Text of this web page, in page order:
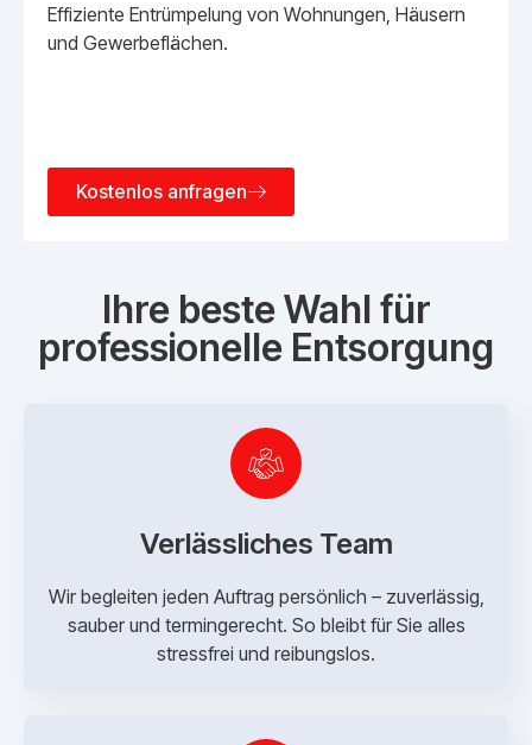
Effiziente Entrümpelung von Wohnungen, Häusern
und Gewerbeflächen.
Kostenlos anfragen
Ihre beste Wahl für
professionelle Entsorgung
Verlässliches Team
Wir begleiten jeden Auftrag persönlich – zuverlässig,
sauber und termingerecht. So bleibt für Sie alles
stressfrei und reibungslos.